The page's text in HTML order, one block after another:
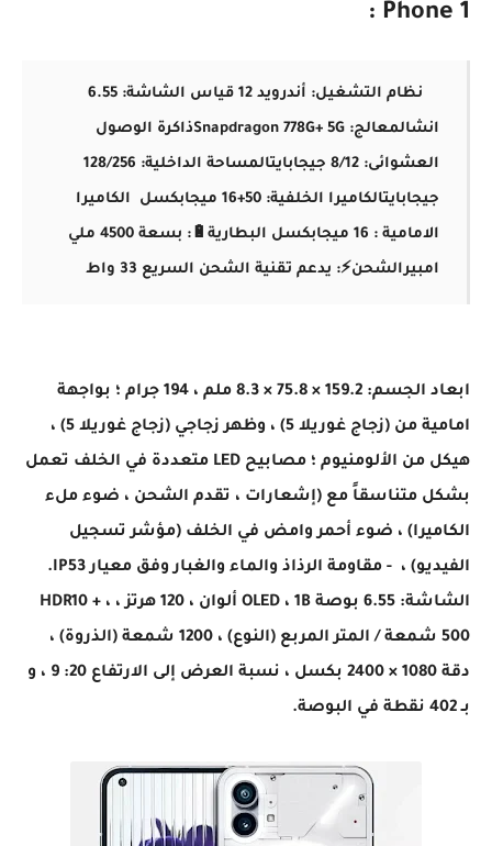
Phone 1 :
نظام التشغيل: أندرويد 12 قياس الشاشة: 6.55
انشالمعالج: Snapdragon 778G+ 5G ذاكرة الوصول
العشوائى: 8/12 جيجابايت المساحة الداخلية: 128/256
جيجابايتالكاميرا الخلفية: 50+16 ميجابكسل الكاميرا
الامامية : 16 ميجابكسل البطارية🔋: بسعة 4500 ملي
امبيرالشحن⚡: يدعم تقنية الشحن السريع 33 واط
ابعاد الجسم: 159.2 × 75.8 × 8.3 ملم ، 194 جرام ؛ بواجهة
امامية من (زجاج غوريلا 5) ، وظهر زجاجي (زجاج غوريلا 5) ،
هيكل من الألومنيوم ؛ مصابيح LED متعددة في الخلف تعمل
بشكل متناسقاً مع (إشعارات ، تقدم الشحن ، ضوء ملء
الكاميرا) ، ضوء أحمر وامض في الخلف (مؤشر تسجيل
الفيديو) ، - مقاومة الرذاذ والماء والغبار وفق معيار IP53.
الشاشة: 6.55 بوصة OLED ، 1B ألوان ، 120 هرتز ، HDR10 + ،
500 شمعة / المتر المربع (النوع) ، 1200 شمعة (الذروة) ،
دقة 1080 × 2400 بكسل ، نسبة العرض إلى الارتفاع 20: 9 ، و
بـ 402 نقطة في البوصة.